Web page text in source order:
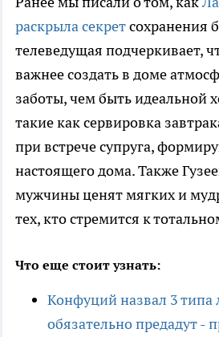
раскрыла секретсохранения
телеведущая подчеркивает,
важнее создать в доме
заботы, чем быть идеальной
такие как сервировка
при встрече супруга,
настоящего дома. Также
мужчины ценят мягких и
тех, кто стремится к
Что еще стоит узнать:
Конфуций назвал 3 типа
обязательно предадут -